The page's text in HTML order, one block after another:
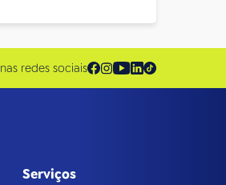
redes sociais
Serviços